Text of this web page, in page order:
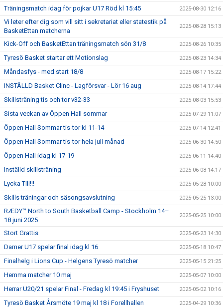
Träningsmatch idag för pojkar U17 Röd kl 15:45 2025-08-30 12:16
Vi leter efter dig som vill sitt i sekretariat eller statestik på
BasketEttan matcherna
2025-08-28 15:13
Kick-Off och BasketEttan träningsmatch sön 31/8 2025-08-26 10:35
Tyresö Basket startar ett Motionslag 2025-08-23 14:34
Måndasfys - med start 18/8 2025-08-17 15:22
INSTÄLLD Basket Clinc - Lagförsvar - Lör 16 aug 2025-08-14 17:44
Skillsträning tis och tor v32-33 2025-08-03 15:53
Sista veckan av Öppen Hall sommar 2025-07-29 11:07
Öppen Hall Sommar tis-tor kl 11-14 2025-07-14 12:41
Öppen Hall Sommar tis-tor hela juli månad 2025-06-30 14:50
Öppen Hall idag kl 17-19 2025-06-11 14:40
Inställd skillsträning 2025-06-08 14:17
Lycka Till!!! 2025-05-28 10:00
Skills träningar och säsongsavslutning 2025-05-25 13:00
RÆDY™ North to South Basketball Camp - Stockholm 14–
18 juni 2025
2025-05-25 10:00
Stort Grattis 2025-05-23 14:30
Damer U17 spelar final idag kl 16 2025-05-18 10:47
Finalhelg i Lions Cup - Helgens Tyresö matcher 2025-05-15 21:25
Hemma matcher 10 maj 2025-05-07 10:00
Herrar U20/21 spelar Final - Fredag kl 19:45 i Fryshuset 2025-05-02 10:16
Tyresö Basket Årsmöte 19 maj kl 18 i Forellhallen 2025-04-29 10:36